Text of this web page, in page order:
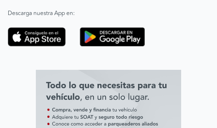
Código de ética
Línea ética ADL digital Lab
Descarga nuestra App en: